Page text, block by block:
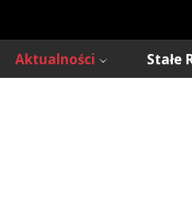
Aktualności Stałe